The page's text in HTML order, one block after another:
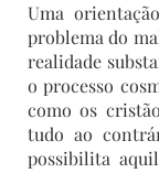
Uma
problema do
realidade
o processo
como os
tudo ao
possibilita